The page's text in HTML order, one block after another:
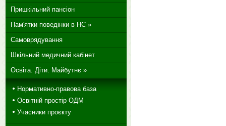
Пришкільний пансіон
Пам'ятки поведінки в НС »
Самоврядування
Шкільний медичний кабінет
Освіта. Діти. Майбутнє »
Нормативно-правова база
Освітній простір ОДМ
Учасники проєкту